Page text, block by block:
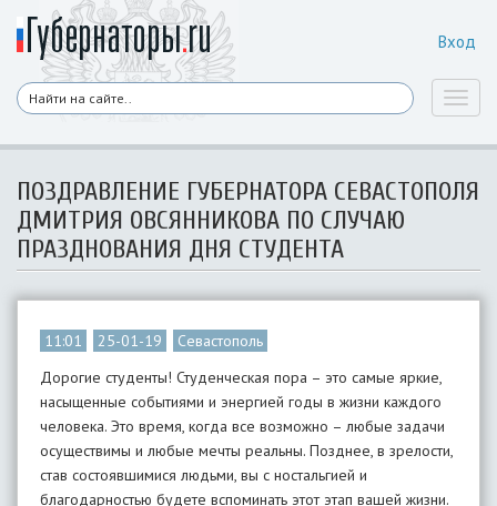
Вход
ПОЗДРАВЛЕНИЕ ГУБЕРНАТОРА СЕВАСТОПОЛЯ
ДМИТРИЯ ОВСЯННИКОВА ПО СЛУЧАЮ
ПРАЗДНОВАНИЯ ДНЯ СТУДЕНТА
11:01 25-01-19
Севастополь
Дорогие студенты! Студенческая пора – это самые яркие,
насыщенные событиями и энергией годы в жизни каждого
человека. Это время, когда все возможно – любые задачи
осуществимы и любые мечты реальны. Позднее, в зрелости,
став состоявшимися людьми, вы с ностальгией и
благодарностью будете вспоминать этот этап вашей жизни.